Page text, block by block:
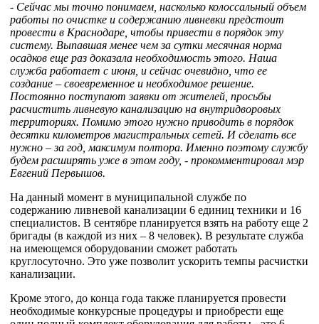
- Сейчас мы точно понимаем, насколько колоссальный объем
работы по очистке и содержанию ливневки предстоит
провести в Краснодаре, чтобы привести в порядок эту
систему. Выпавшая менее чем за сутки месячная норма
осадков еще раз доказала необходимость этого. Наша
служба работает с июня, и сейчас очевидно, что ее
создание – своевременное и необходимое решение.
Постоянно поступают заявки от жителей, просьбы
расчистить ливневую канализацию на внутридворовых
территориях. Помимо этого нужно приводить в порядок
десятки километров магистральных сетей. И сделать все
нужно – за год, максимум полтора. Именно поэтому службу
будем расширять уже в этом году, - прокомментировал мэр
Евгений Первышов.
На данный момент в муниципальной службе по
содержанию ливневой канализации 6 единиц техники и 16
специалистов. В сентябре планируется взять на работу еще 2
бригады (в каждой из них – 8 человек). В результате служба
на имеющемся оборудовании сможет работать
круглосуточно. Это уже позволит ускорить темпы расчистки
канализации.
Кроме этого, до конца года также планируется провести
необходимые конкурсные процедуры и приобрести еще